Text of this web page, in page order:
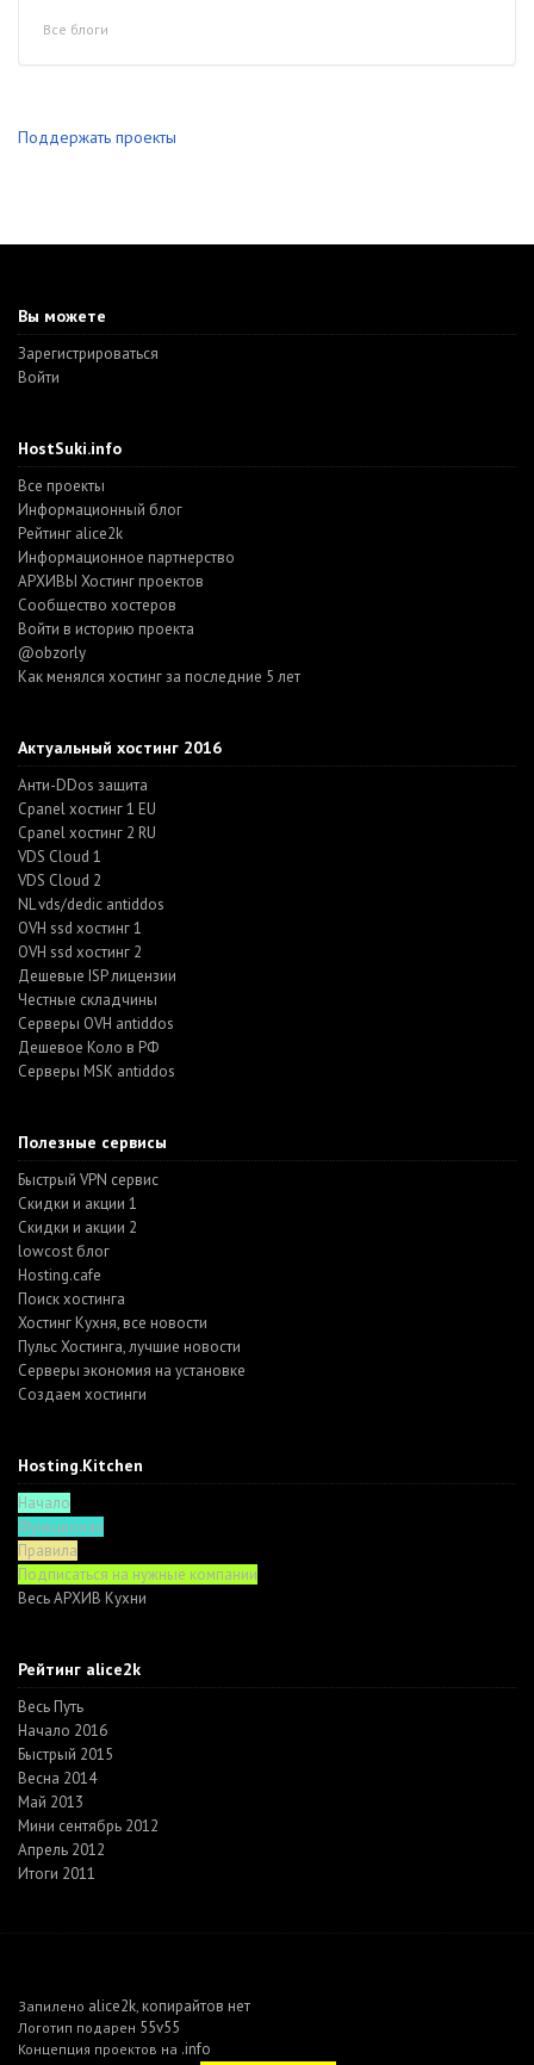
Все блоги
Поддержать проекты
Вы можете
Зарегистрироваться
Войти
HostSuki.info
Все проекты
Информационный блог
Рейтинг alice2k
Информационное партнерство
АРХИВЫ Хостинг проектов
Cообщество хостеров
Войти в историю проекта
@obzorly
Как менялся хостинг за последние 5 лет
Актуальный хостинг 2016
Анти-DDos защита
Cpanel хостинг 1 EU
Cpanel хостинг 2 RU
VDS Cloud 1
VDS Cloud 2
NL vds/dedic antiddos
OVH ssd хостинг 1
OVH ssd хостинг 2
Дешевые ISP лицензии
Честные складчины
Серверы OVH antiddos
Дешевое Коло в РФ
Серверы MSK antiddos
Полезные сервисы
Быстрый VPN сервис
Скидки и акции 1
Скидки и акции 2
lowcost блог
Hosting.cafe
Поиск хостинга
Хостинг Кухня, все новости
Пульс Хостинга, лучшие новости
Серверы экономия на установке
Создаем хостинги
Hosting.Kitchen
Начало
Функционал
Правила
Подписаться на нужные компании
Весь АРХИВ Кухни
Рейтинг alice2k
Весь Путь
Начало 2016
Быстрый 2015
Весна 2014
Май 2013
Мини сентябрь 2012
Апрель 2012
Итоги 2011
Запилено alice2k, копирайтов нет
Логотип подарен 55v55
Концепция проектов на .info